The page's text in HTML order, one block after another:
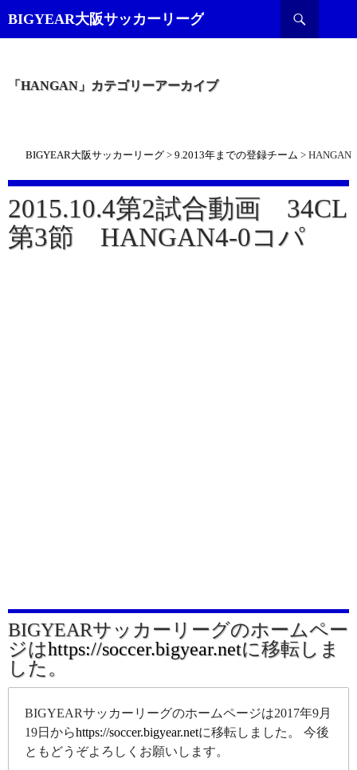
BIGYEAR大阪サッカーリーグ
索
「HANGAN」カテゴリーアーカイブ
BIGYEAR大阪サッカーリーグ > 9.2013年までの登録チーム > HANGAN
2015.10.4第2試合動画 34CL
第3節 HANGAN4-0コパ
BIGYEARサッカーリーグのホームペー
ジはhttps://soccer.bigyear.netに移転しま
した。
BIGYEARサッカーリーグのホームページは2017年9月
19日からhttps://soccer.bigyear.netに移転しました。 今後
ともどうぞよろしくお願いします。